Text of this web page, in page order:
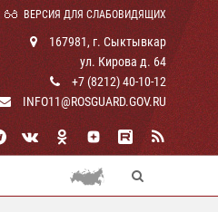
ВЕРСИЯ ДЛЯ СЛАБОВИДЯЩИХ
167981, г. Сыктывкар
ул. Кирова д. 64
+7 (8212) 40-10-12
INFO11@ROSGUARD.GOV.RU